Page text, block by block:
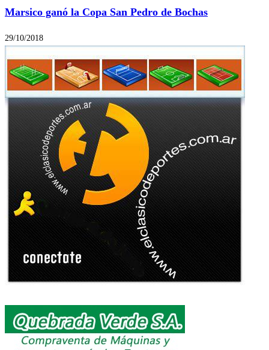
Marsico ganó la Copa San Pedro de Bochas
29/10/2018